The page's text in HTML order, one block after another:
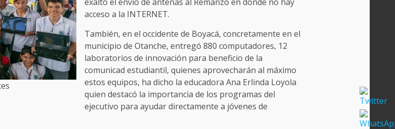
acceso a la INTERNET.
También, en el occidente de Boyacá, concretamente en el
municipio de Otanche, entregó 880 computadores, 12
laboratorios de innovación para beneficio de la
comunicad estudiantil, quienes aprovecharán al máximo
estos equipos, ha dicho la educadora Ana Erlinda Loyola
quien destacó la importancia de los programas del
ejecutivo para ayudar directamente a jóvenes de